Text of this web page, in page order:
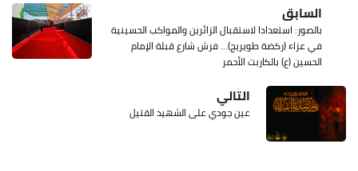
السابق
بالصور: استعدادا لاستقبال الزائرين والمواكب الحسينية
في عزاء (ركضة طويريج)... فرش شارع قبلة الإمام
الحسين (ع) بالكاربت الأحمر
التالي
عين جودي على الشهيد القتيل